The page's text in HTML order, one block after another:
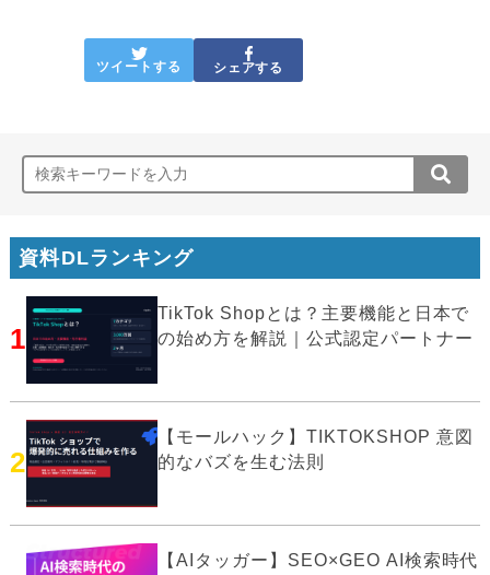
ツイートする シェアする
資料DLランキング
1
TikTok Shopとは？主要機能と日本で
の始め方を解説｜公式認定パートナー
2
【モールハック】TIKTOKSHOP 意図
的なバズを生む法則
【AIタッガー】SEO×GEO AI検索時代